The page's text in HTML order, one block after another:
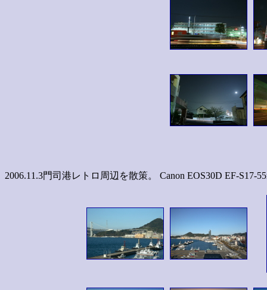
2006.11.3門司港レトロ周辺を散策。 Canon EOS30D EF-S17-